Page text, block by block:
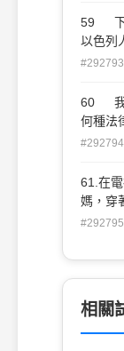
人 (D)
59 下
以色列
化是相
自治
丙丁
#292793
60 我
何種法
平交易
#292794
61.在
媽，穿
打扮得
會化
(B)遊
#292795
相關